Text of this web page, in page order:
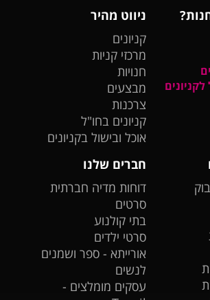
לקניונים
ניווט מהיר
קניונים
מרכזי קניות
חנויות
מבצעים
צרכנות
קניונים בחו"ל
אוכל ובישול בקניונים
חברים שלנו
דוחות מדיה חברתית
סרטים
בתי קולנוע
סרטי ילדים
אורייתא - ספר ושמנים
לנשים
עסקים מומלצים -